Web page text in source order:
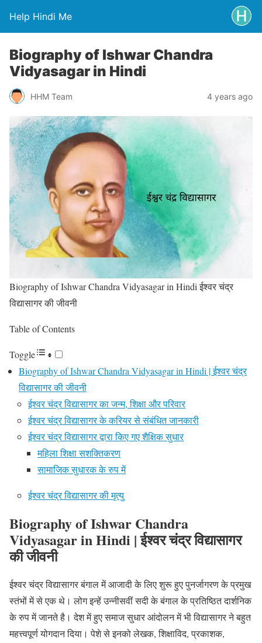
Help Hindi Me
Biography of Ishwar Chandra
Vidyasagar in Hindi
HHM Team 4 years ago
Biography of Ishwar Chandra Vidyasagar in Hindi ईश्वर चंद्र
विद्यासागर की जीवनी
Table of Contents
Toggle
Biography of Ishwar Chandra Vidyasagar in Hindi | ईश्वर चंद्र
विद्यासागर की जीवनी
ईश्वर चंद्र विद्यासागर का जन्म, शिक्षा और परिवार
ईश्वर चंद्र विद्यासागर के करियर से संबंधित जानकारी
ईश्वर चंद्र विद्यासागर द्वारा किए गए शैक्षिक सुधार
महिला शिक्षा सशक्तिकरण
सामाजिक सुधारक के रुप में
ईश्वर चंद्र विद्यासागर की मृत्यु
Biography of Ishwar Chandra
Vidyasagar in Hindi | ईश्वर चंद्र विद्यासागर
की जीवनी
ईश्वर चंद्र विद्यासागर बंगाल में आजादी के लिए शुरू हुए पुनर्जागरण के प्रमुख
स्तंभों में से एक थे। लोग इन्हें उन्नीसवीं सदी के बंगाल के प्रतिष्ठित दार्शनिक
के रुप में जानते है। देश में हुए समाज सुधार आंदोलन में भी विद्यासागर ने बहुत
महत्त्वपूर्ण योगदान दिया। पेशे से इनको लेखक, शिक्षाविद, प्रकाशक,